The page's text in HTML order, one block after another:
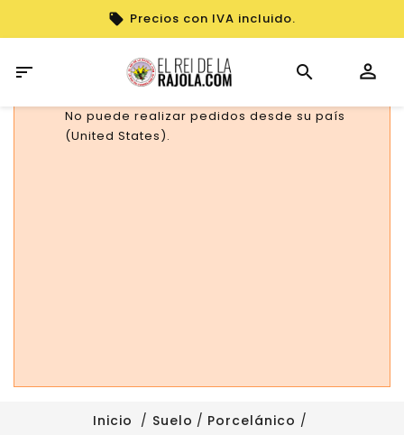
Precios con IVA incluido.

No puede realizar pedidos desde su país
(United States).
Inicio Suelo
Porcelánico